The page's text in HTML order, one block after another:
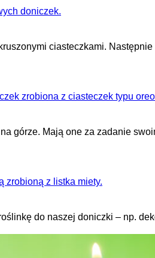
ciasteczkami.
górze. Mają one za zadanie
do naszej doniczki – np.